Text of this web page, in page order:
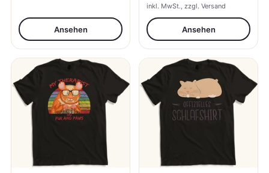
Ansehen
inkl. MwSt., zzgl. Versand
Ansehen